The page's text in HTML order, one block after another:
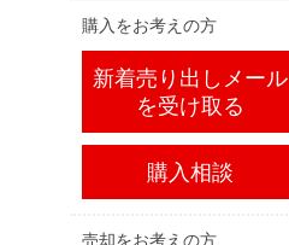
購入をお考えの方
新着売り出しメール
を受け取る
購入相談
売却をお考えの方